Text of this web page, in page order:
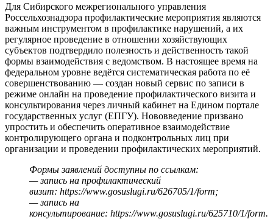
Для Сибирского межрегионального управления
Россельхознадзора профилактические мероприятия являются
важным инструментом в профилактике нарушений, а их
регулярное проведение в отношении хозяйствующих
субъектов подтвердило полезность и действенность такой
формы взаимодействия с ведомством. В настоящее время на
федеральном уровне ведётся систематическая работа по её
совершенствованию — создан новый сервис по записи в
режиме онлайн на проведение профилактического визита и
консультирования через личный кабинет на Едином портале
государственных услуг (ЕПГУ). Нововведение призвано
упростить и обеспечить оперативное взаимодействие
контролирующего органа и подконтрольных лиц при
организации и проведении профилактических мероприятий.
Формы заявлений доступны по ссылкам:
— запись на профилактический
визит: https://www.gosuslugi.ru/626705/1/form;
— запись на
консультирование: https://www.gosuslugi.ru/625710/1/form.